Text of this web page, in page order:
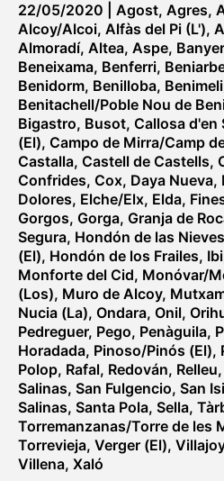
22/05/2020 Agost, Agres,
Alcoy/Alcoi, Alfàs del Pi (L'),
Almoradí, Altea, Aspe,
Beneixama, Benferri,
Benidorm, Benilloba, Benimeli
Benitachell/Poble Nou de
Bigastro, Busot, Callosa d'en
(El), Campo de Mirra/Camp
Castalla, Castell de Castells,
Confrides, Cox, Daya Nueva,
Dolores, Elche/Elx, Elda,
Gorgos, Gorga, Granja de
Segura, Hondón de las
(El), Hondón de los Frailes, Ibi
Monforte del Cid, Monóvar/
(Los), Muro de Alcoy,
Nucia (La), Ondara, Onil,
Pedreguer, Pego, Penàguila,
Horadada, Pinoso/Pinós (El),
Polop, Rafal, Redován, Relleu,
Salinas, San Fulgencio, San
Salinas, Santa Pola, Sella,
Torremanzanas/Torre de les
Torrevieja, Verger (El),
Villena, Xaló